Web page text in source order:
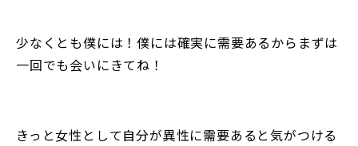
少なくとも僕には！僕には確実に需要あるからまずは
一回でも会いにきてね！
きっと女性として自分が異性に需要あると気がつける